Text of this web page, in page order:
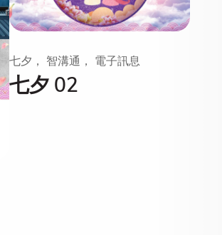
七夕 02
七夕， 智溝通， 電子訊息